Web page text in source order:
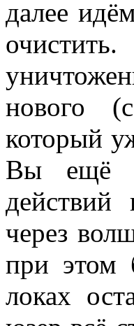
далее
нового
который
Вы ещё
действий
через
при этом
локах